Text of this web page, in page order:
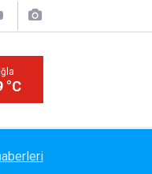
°C
TEMİZLİK